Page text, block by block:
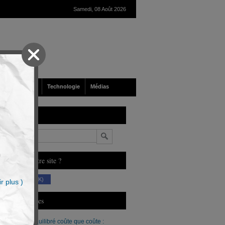
Samedi, 08 Août 2026
Société Technologie Médias
Vous aimez notre site ?
(230 K)
Derniers Articles
Un budget équilibré coûte que coûte :
plus )